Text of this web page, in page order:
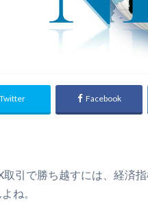
Twitter Facebook
取引で勝ち越すには、経済
ね。